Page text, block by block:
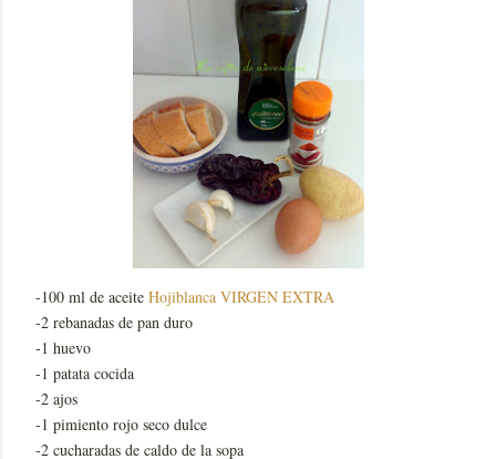
-100 ml de aceite Hojiblanca VIRGEN EXTRA
-2 rebanadas de pan duro
-1 huevo
-1 patata cocida
-2 ajos
-1 pimiento rojo seco dulce
-2 cucharadas de caldo de la sopa